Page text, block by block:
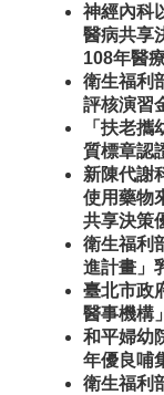
神經內科
醫病共享
108年醫
衛生福利
評核演習
「扶老
質標章認
新陳代謝
使用藥物
共享決策
衛生福利
進計畫」
臺北市政
醫事機構
和平婦幼
年優良哺
衛生福利